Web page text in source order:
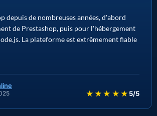
depuis de nombreuses années, d'abord
de Prestashop, puis pour l'hébergement
La plateforme est extrêmement fiable
★★★★★ 5/5